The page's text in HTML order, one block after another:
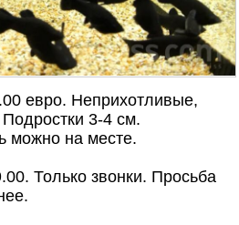
евро. Неприхотливые,
3-4 см.
можно на месте.
Только звонки. Просьба